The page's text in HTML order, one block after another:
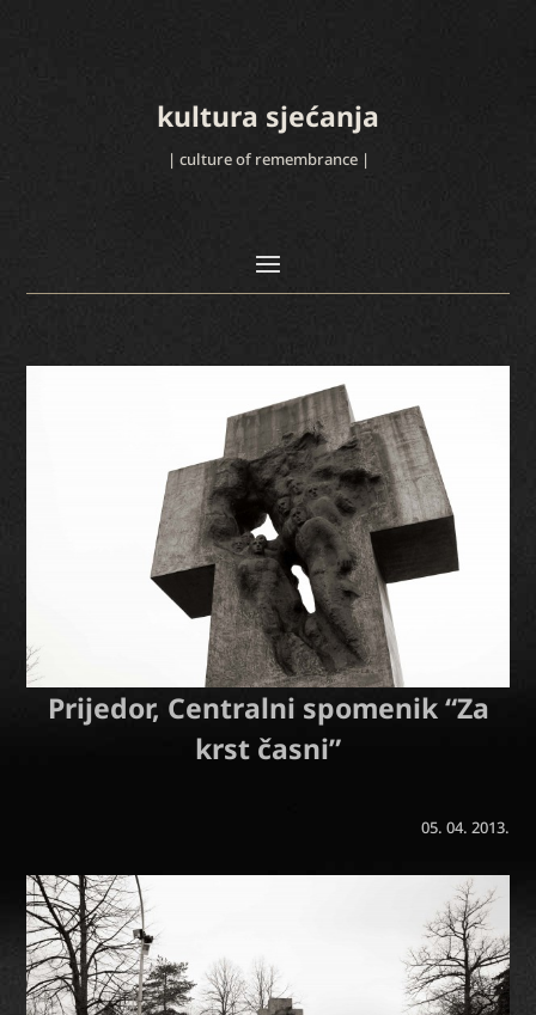
kultura sjećanja
| culture of remembrance |
Prijedor, Centralni spomenik “Za
krst časni”
05. 04. 2013.